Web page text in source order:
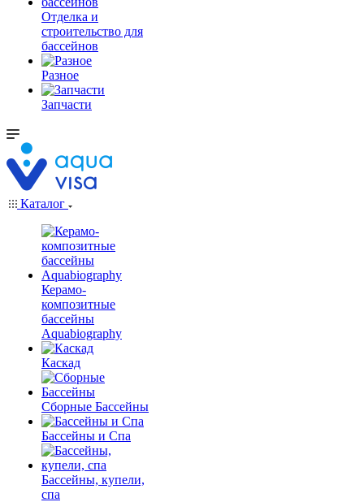
Отделка и
строительство для
бассейнов
Разное
Запчасти
Каталог
Керамо-
композитные
бассейны
Aquabiography
Каскад
Сборные Бассейны
Бассейны и Спа
Бассейны, купели,
спа